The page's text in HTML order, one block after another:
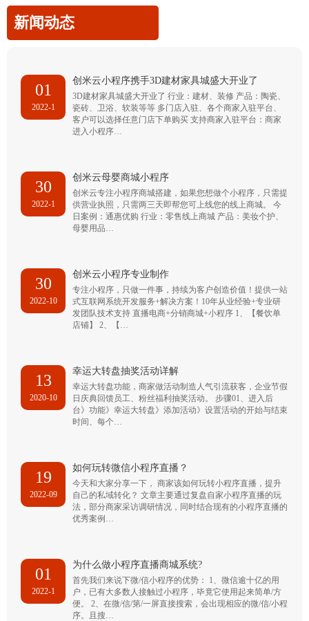
新闻动态
01
2022-1
创米云小程序携手3D建材家具城盛大开业了
3D建材家具城盛大开业了 行业：建材、装修 产品：陶瓷、
瓷砖、卫浴、软装等等 多门店入驻、各个商家入驻平台、
客户可以选择任意门店下单购买 支持商家入驻平台：商家
进入小程序…
30
2022-1
创米云母婴商城小程序
创米云专注小程序商城搭建，如果您想做个小程序，只需提
供营业执照，只需两三天即帮您可上线您的线上商城。 今
日案例：通惠优购 行业：零售线上商城 产品：美妆个护、
母婴用品…
30
2022-10
创米云小程序专业制作
专注小程序，只做一件事，持续为客户创造价值！提供一站
式互联网系统开发服务+解决方案！10年从业经验+专业研
发团队技术支持 直播电商+分销商城+小程序 1、【餐饮单
店铺】 2、【…
13
2020-10
幸运大转盘抽奖活动详解
幸运大转盘功能，商家做活动制造人气引流获客，企业节假
日庆典回馈员工、粉丝福利抽奖活动。 步骤01、进入后
台》功能》幸运大转盘》添加活动》设置活动的开始与结束
时间、每个…
19
2022-09
如何玩转微信小程序直播？
今天和大家分享一下， 商家该如何玩转小程序直播，提升
自己的私域转化？ 文章主要通过复盘自家小程序直播的玩
法，部分商家采访调研情况，同时结合现有的小程序直播的
优秀案例…
01
2022-1
为什么做小程序直播商城系统?
首先我们来说下微/信小程序的优势： 1、微信逾十亿的用
户，已有大多数人接触过小程序，毕竟它使用起来简单/方
便。 2、在微/信/第/一屏直接搜索，会出现相应的微/信/小程
序。且搜…